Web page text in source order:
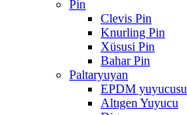
Pin
Clevis Pin
Knurling Pin
Xüsusi Pin
Bahar Pin
Paltaryuyan
EPDM yuyucusu
Altıgen Yuyucu